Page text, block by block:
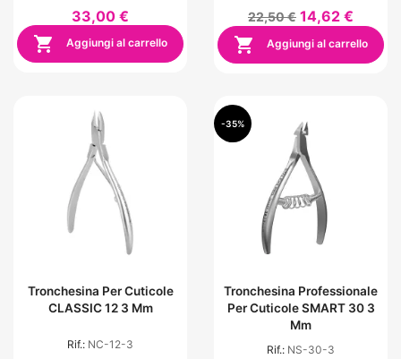
33,00 €
 Aggiungi al carrello
22,50 € 14,62 €
 Aggiungi al carrello
Tronchesina Per Cuticole
CLASSIC 12 3 Mm
Rif.: NC-12-3
Tronchesina Professionale
Per Cuticole SMART 30 3
Mm
Rif.: NS-30-3
-35%